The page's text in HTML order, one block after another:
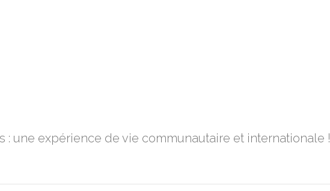
: une expérience de vie communautaire et internationale !